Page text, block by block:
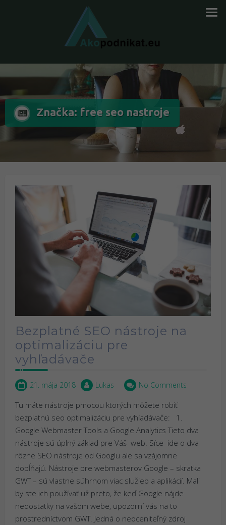
Značka: free seo nastroje
Bezplatné SEO nástroje na
optimalizáciu pre
vyhľadávače
21. mája 2018 Lukas No Comments
Tu máte nástroje pmocou ktorých môžete robiť
bezplatnú seo optimalizáciu pre vyhľadávače: 1.
Google Webmaster Tools a Google Analytics Tieto dva
nástroje sú úplný základ pre Váš web. Síce ide o dva
rôzne SEO nástroje od Googlu ale sa vzájomne
dopĺňajú. Nástroje pre webmasterov Google – skratka
GWT – sú vlastne súhrnom viac služieb a aplikácií. Mali
by ste ich používať už preto, že keď Google nájde
nedostatky na vašom webe, upozorní vás na to
prostredníctvom GWT. Jedná o neoceniteľný zdroj